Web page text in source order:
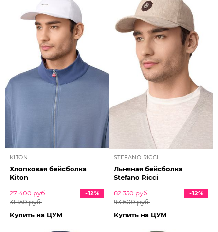
KITON
Хлопковая бейсболка
Kiton
27 400 руб.
31 150 руб.
-12%
Купить на ЦУМ
STEFANO RICCI
Льняная бейсболка
Stefano Ricci
82 350 руб.
93 600 руб.
-12%
Купить на ЦУМ